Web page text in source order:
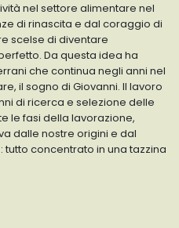
nel settore alimentare nel
di rinascita e dal coraggio di
scelse di diventare
Da questa idea ha
che continua negli anni nel
il sogno di Giovanni. Il lavoro
di ricerca e selezione delle
le fasi della lavorazione,
dalle nostre origini e dal
concentrato in una tazzina